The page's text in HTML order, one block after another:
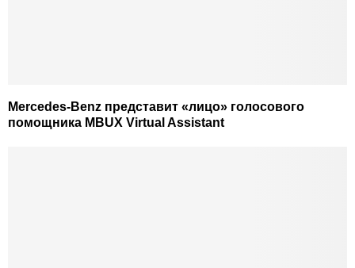
Mercedes-Benz представит «лицо» голосового
помощника MBUX Virtual Assistant